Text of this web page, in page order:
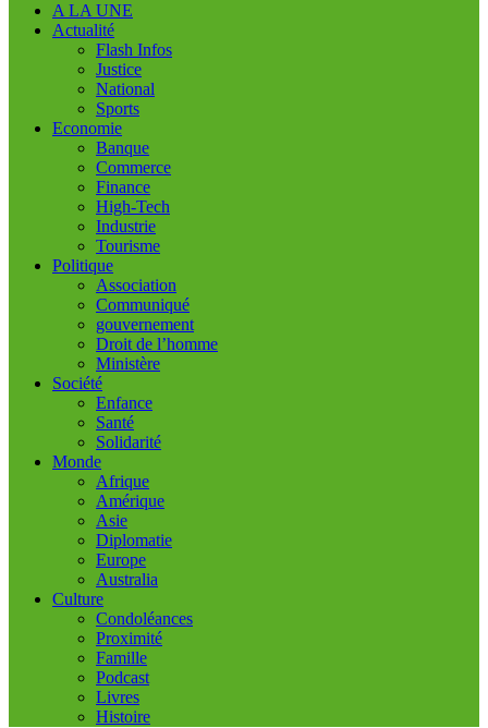
A LA UNE
Actualité
Flash Infos
Justice
National
Sports
Economie
Banque
Commerce
Finance
High-Tech
Industrie
Tourisme
Politique
Association
Communiqué
gouvernement
Droit de l’homme
Ministère
Société
Enfance
Santé
Solidarité
Monde
Afrique
Amérique
Asie
Diplomatie
Europe
Australia
Culture
Condoléances
Proximité
Famille
Podcast
Livres
Histoire